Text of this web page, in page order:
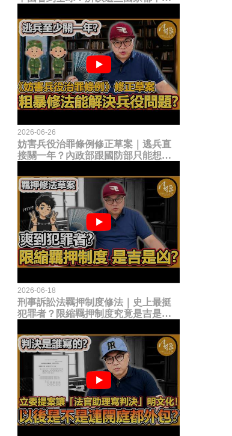
臉？
2026-06-26
妨害兵役治罪條例修正草案｜逃兵直
接關一年？內政部跟國防部只能想到
題？
2026-06-18
刑事訴訟法羈押制度修法｜史上最挺
犯罪者？限縮羈押制度究竟是吉是